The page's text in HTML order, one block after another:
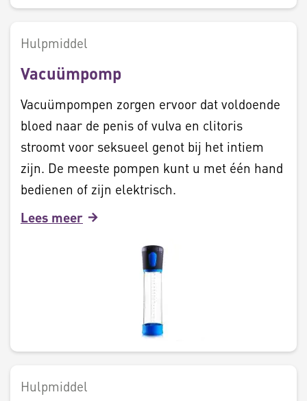
Hulpmiddel
Vacuümpomp
Vacuümpompen zorgen ervoor dat voldoende
bloed naar de penis of vulva en clitoris
stroomt voor seksueel genot bij het intiem
zijn. De meeste pompen kunt u met één hand
bedienen of zijn elektrisch.
Lees meer
Hulpmiddel